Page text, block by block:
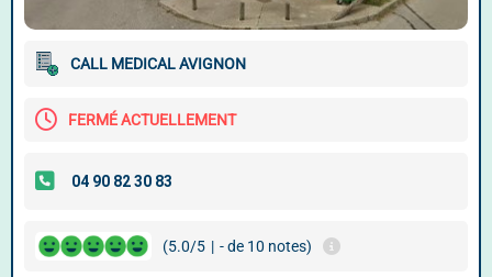
CALL MEDICAL AVIGNON
FERMÉ ACTUELLEMENT
(5.0/5 | - de 10 notes)